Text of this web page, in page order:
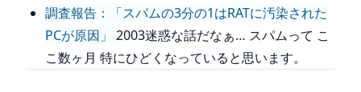
調査報告：「スパムの3分の1はRATに汚染された
PCが原因」 2003迷惑な話だなぁ… スパムって こ
こ数ヶ月 特にひどくなっていると思います。